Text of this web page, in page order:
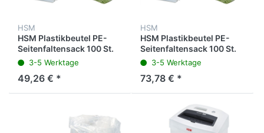
HSM
HSM Plastikbeutel PE-
Seitenfaltensack 100 St.
für B22, B24, 104.3,
3-5 Werktage
49,26 € *
HSM
HSM Plastikbeutel PE-
Seitenfaltensack 100 St.
für B34, 225.2,
3-5 Werktage
73,78 € *